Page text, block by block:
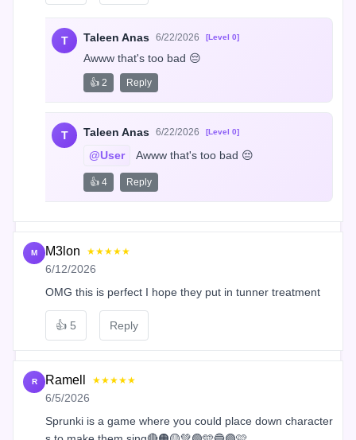
T Taleen Anas 6/22/2026 [Level 0]
Awww that's too bad 😔
👍 2 Reply
T Taleen Anas 6/22/2026 [Level 0]
@User Awww that's too bad 😔
👍 4 Reply
M M3lon ★★★★★
6/12/2026
OMG this is perfect I hope they put in tunner treatment
👍 5 Reply
R Ramell ★★★★★
6/5/2026
Sprunki is a game where you could place down character